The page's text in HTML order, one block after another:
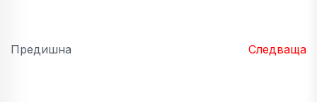
Предишна Следваща